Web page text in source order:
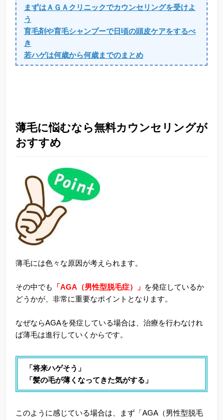
まずはＡＧＡクリニックでカウンセリングを受けよ
う
育毛剤や育毛シャンプーで日頃の頭皮ケアをするべ
き
若ハゲは何歳から何歳までのまとめ
薄毛に悩むなら無料カウンセリングが
おすすめ
薄毛には色々な原因が考えられます。
その中でも 「AGA（男性型脱毛症）」 を発症しているか
どうかが、非常に重要なポイントとなります。
なぜならAGAを発症している場合は、治療を行わなけれ
ば薄毛は進行していくからです。
「将来ハゲそう」
「髪の毛が薄くなってきた気がする」
このように感じている場合は、まず「AGA（男性型脱毛